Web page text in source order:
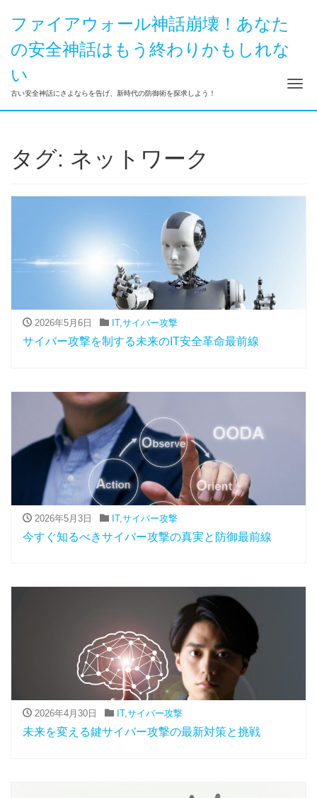
ファイアウォール神話崩壊！あなた
の安全神話はもう終わりかもしれな
い
古い安全神話にさよならを告げ、新時代の防御術を探求しよう！ ナ
タグ: ネットワーク
2026年5月6日 IT,サイバー攻撃
サイバー攻撃を制する未来のIT安全革命最前線
2026年5月3日 IT, サイバー攻撃
今すぐ知るべきサイバー攻撃の真実と防御最前線
2026年4月30日 IT,サイバー攻撃
未来を変える鍵サイバー攻撃の最新対策と挑戦